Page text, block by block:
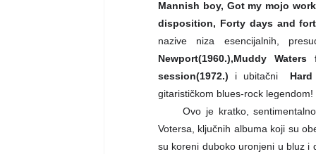
Mannish boy, Got my mojo
disposition, Forty days and
nazive niza esencijalnih,
Newport(1960.),Muddy
session(1972.) i ubitačni
gitarističkom blues-rock legendom!
Ovo je kratko,
Votersa, ključnih albuma koji su
su koreni duboko uronjeni u bluz i